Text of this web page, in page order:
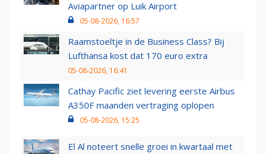
Aviapartner op Luik Airport
05-08-2026, 16:57
Raamstoeltje in de Business Class? Bij
Lufthansa kost dat 170 euro extra
05-08-2026, 16:41
Cathay Pacific ziet levering eerste Airbus
A350F maanden vertraging oplopen
05-08-2026, 15:25
El Al noteert snelle groei in kwartaal met